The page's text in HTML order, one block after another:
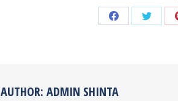
Share Share
AUTHOR: ADMIN SHINTA